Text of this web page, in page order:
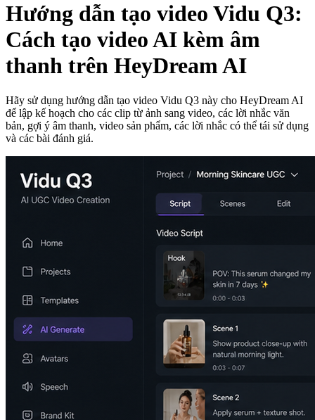
Hướng dẫn tạo video Vidu Q3:
Cách tạo video AI kèm âm
thanh trên HeyDream AI
Hãy sử dụng hướng dẫn tạo video Vidu Q3 này cho HeyDream AI
để lập kế hoạch cho các clip từ ảnh sang video, các lời nhắc văn
bản, gợi ý âm thanh, video sản phẩm, các lời nhắc có thể tái sử dụng
và các bài đánh giá.